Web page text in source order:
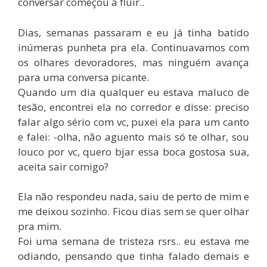
Dias, semanas passaram e eu já tinha batido
inúmeras punheta pra ela. Continuavamos com
os olhares devoradores, mas ninguém avança
para uma conversa picante.
Quando um dia qualquer eu estava maluco de
tesão, encontrei ela no corredor e disse: preciso
falar algo sério com vc, puxei ela para um canto
e falei: -olha, não aguento mais só te olhar, sou
louco por vc, quero bjar essa boca gostosa sua,
aceita sair comigo?
Ela não respondeu nada, saiu de perto de mim e
me deixou sozinho. Ficou dias sem se quer olhar
pra mim.
Foi uma semana de tristeza rsrs.. eu estava me
odiando, pensando que tinha falado demais e